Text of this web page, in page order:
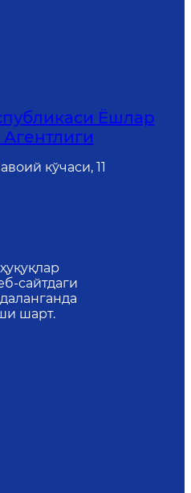
Ёшлар
кўчаси, 11
сайтдаги
шарт.